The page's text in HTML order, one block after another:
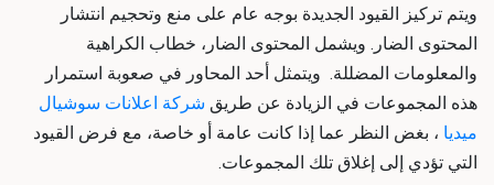
ويتم تركيز القيود الجديدة بوجه عام على منع وتحجيم انتشار
المحتوى الضار. ويشمل المحتوى الضار، خطاب الكراهية
والمعلومات المضللة. ويتمثل أحد المحاور في صعوبة استمرار
هذه المجموعات في الزيادة عن طريق شركة اعلانات سوشيال
ميديا ، بغض النظر عما إذا كانت عامة أو خاصة، مع فرض القيود
التي تؤدي إلى إغلاق تلك المجموعات.